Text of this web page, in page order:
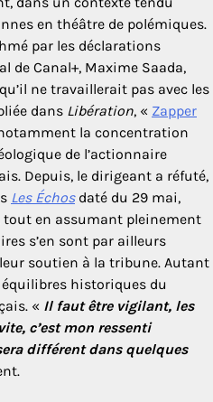
en théâtre de polémiques.
par les déclarations
de Canal+, Maxime Saada,
ne travaillerait pas avec les
dans Libération, « Zapper
la concentration
de l’actionnaire
Depuis, le dirigeant a réfuté,
Les Échosdaté du 29 mai,
tout en assumant pleinement
s’en sont par ailleurs
soutien à la tribune. Autant
historiques du
« Il faut être vigilant, les
c’est mon ressenti
différent dans quelques